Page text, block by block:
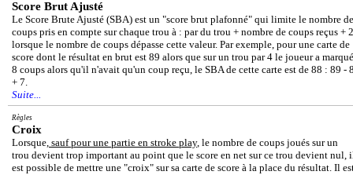
Score Brut Ajusté
Le Score Brute Ajusté (SBA) est un "score brut plafonné" qui limite le nombre de
coups pris en compte sur chaque trou à : par du trou + nombre de coups reçus + 2
lorsque le nombre de coups dépasse cette valeur. Par exemple, pour une carte de
score dont le résultat en brut est 89 alors que sur un trou par 4 le joueur a marqué
8 coups alors qu'il n'avait qu'un coup reçu, le SBA de cette carte est de 88 : 89 -
+ 7.
Suite...
Règles
Croix
Lorsque, sauf pour une partie en stroke play, le nombre de coups joués sur un
trou devient trop important au point que le score en net sur ce trou devient nul,
est possible de mettre une "croix" sur sa carte de score à la place du résultat. Il